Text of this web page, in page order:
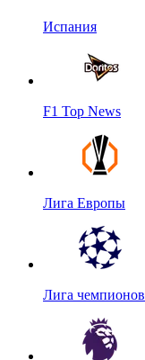
Испания
F1 Top News
Лига Европы
Лига чемпионов